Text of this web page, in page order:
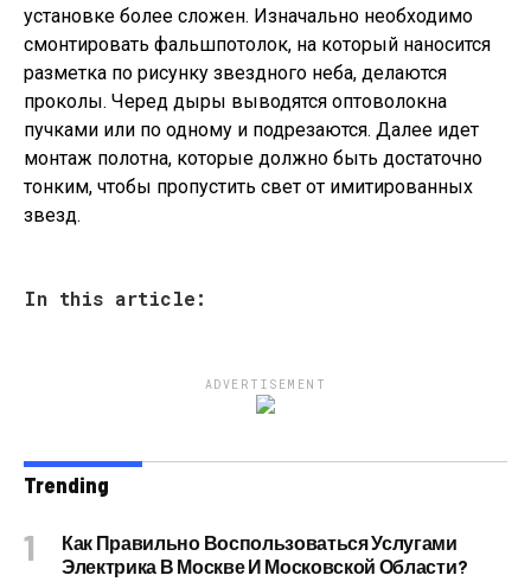
установке более сложен. Изначально необходимо
смонтировать фальшпотолок, на который наносится
разметка по рисунку звездного неба, делаются
проколы. Черед дыры выводятся оптоволокна
пучками или по одному и подрезаются. Далее идет
монтаж полотна, которые должно быть достаточно
тонким, чтобы пропустить свет от имитированных
звезд.
In this article:
ADVERTISEMENT
Trending
Как Правильно Воспользоваться Услугами
Электрика В Москве И Московской Области?